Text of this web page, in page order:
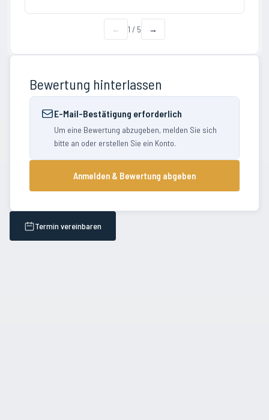
← 1 / 5 →
Bewertung hinterlassen
E-Mail-Bestätigung erforderlich
Um eine Bewertung abzugeben, melden Sie sich
bitte an oder erstellen Sie ein Konto.
Anmelden & Bewertung abgeben
Termin vereinbaren